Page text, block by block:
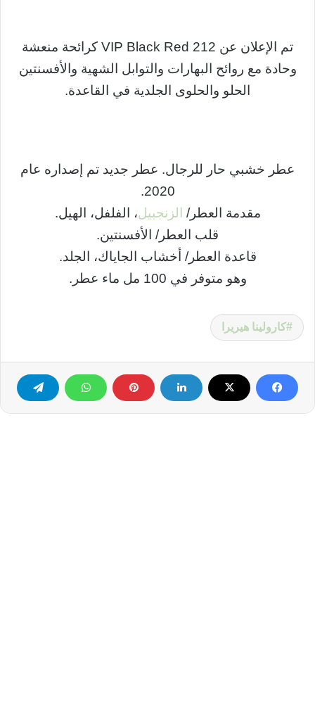
تم الإعلان عن 212 VIP Black Red كرائحة منعشة
وحادة مع روائح البهارات والتوابل الشهية والأفسنتين
الحلو والحلوى الجلدية في القاعدة.
عطر خشبي حار للرجال. عطر جديد تم إصداره عام
2020.
مقدمة العطر/ الزنجبيل، الفلفل، الهيل.
قلب العطر/ الأفسنتين.
قاعدة العطر/ أخشاب الجاياك، الجلد.
وهو متوفر في 100 مل ماء عطر.
كارولينا هيريرا